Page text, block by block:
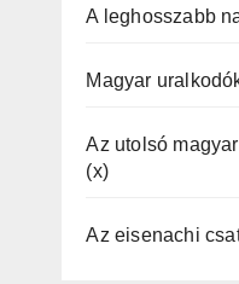
A leghosszabb
Magyar
Az utolsó
(x)
Az eisenachi